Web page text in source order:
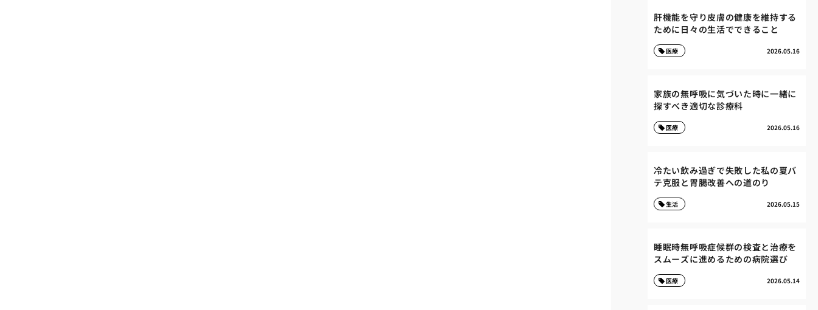
肝機能を守り皮膚の健康を維持する
ために日々の生活でできること
2026.05.16
医療
家族の無呼吸に気づいた時に一緒に
探すべき適切な診療科
2026.05.16
医療
冷たい飲み過ぎで失敗した私の夏バ
テ克服と胃腸改善への道のり
2026.05.15
生活
睡眠時無呼吸症候群の検査と治療を
スムーズに進めるための病院選び
2026.05.14
医療